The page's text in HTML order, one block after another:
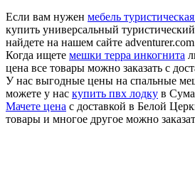
Если вам нужен мебель
купить универсальный
найдете на нашем сайте
Когда ищете мешки терра инкогнита
цена все товары можно заказать с
У нас выгодные цены на спальные
можете у нас купить пвх лодку в
Мачете цена с доставкой в Белой
товары и многое другое можно